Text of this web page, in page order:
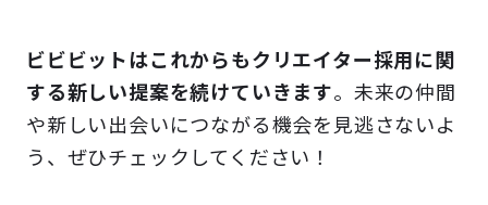
ビビビットはこれからもクリエイター採用に関
する新しい提案を続けていきます。未来の仲間
や新しい出会いにつながる機会を見逃さないよ
う、ぜひチェックしてください！